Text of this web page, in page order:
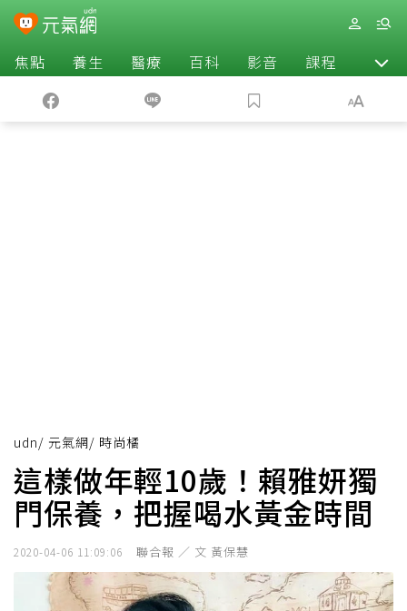
焦點 養生 醫療 百科 影音 課程 退休
udn/ 元氣網/ 時尚橘
這樣做年輕10歲！賴雅妍獨
門保養，把握喝水黃金時間
2020-04-06 11:09:06 聯合報 ／ 文 黃保慧